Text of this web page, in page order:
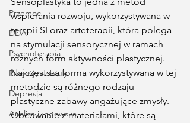
Przemoc
DDA
Psychoterapia
Rozwój osobisty
Depresja
Analiza jungowska
wspierania rozwoju, wykorzystywana w
terapii SI oraz arteterapii, która polega
na stymulacji sensorycznej w ramach
różnych form aktywności plastycznej.
Najczęstszą formą wykorzystywaną w tej
metodzie są różnego rodzaju
plastyczne zabawy angażujące zmysły.
Obcowanie z materiałami, które są